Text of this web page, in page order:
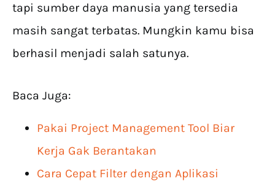
tapi sumber daya manusia yang tersedia
masih sangat terbatas. Mungkin kamu bisa
berhasil menjadi salah satunya.
Baca Juga:
Pakai Project Management Tool Biar
Kerja Gak Berantakan
Cara Cepat Filter dengan Aplikasi